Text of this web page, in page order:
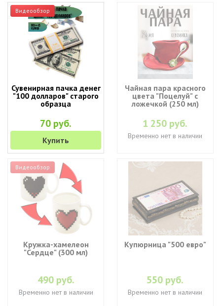
Видеообзор
Сувенирная пачка денег
"100 долларов" старого
образца
70 руб.
Купить
Чайная пара красного
цвета "Поцелуй" с
ложечкой (250 мл)
1 250 руб.
Временно нет в наличии
Видеообзор
Кружка-хамелеон
"Сердце" (300 мл)
490 руб.
Временно нет в наличии
Купюрница "500 евро"
550 руб.
Временно нет в наличии